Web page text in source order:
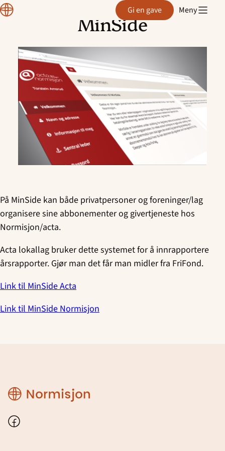
innhold
Region
Telemark Gi en gave Meny
Hellekirkenes minikor og angels
Klyve Soul Children
Kragerø - Mini mini Singspiration
Kragerø - Singspiration
Kragerø Soul Children
Langesund Barnegospel
Langesund Minigospel
Lunde - Fidus
Notodden Soul Children
Porsgrunn Soul Children
Tinn Soul Teens
MinSide
På MinSide kan både privatpersoner og foreninger/lag
organisere sine abbonementer og givertjeneste hos
Normisjon/acta.
Acta lokallag bruker dette systemet for å innrapportere
årsrapporter. Gjør man det får man midler fra FriFond.
Link til MinSide Acta
Link til MinSide Normisjon
Region
Telemark
Facebook